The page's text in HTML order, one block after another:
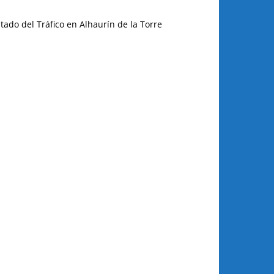
del Tráfico en Alhaurín de la Torre